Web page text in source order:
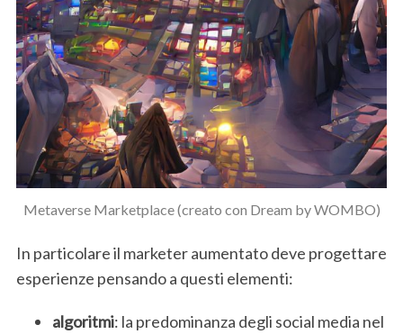
Metaverse Marketplace (creato con Dream by WOMBO)
In particolare il marketer aumentato deve progettare
esperienze pensando a questi elementi:
algoritmi: la predominanza degli social media nel